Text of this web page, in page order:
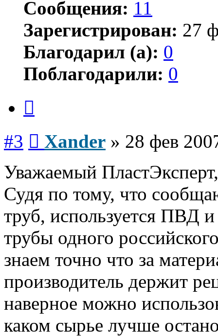
Сообщения: 11
Зарегистрирован: 27
Благодарил (а): 0
Поблагодарили: 0
#3 Xander » 28 фев
Уважаемый ПластЭксперт,
Судя по тому, что
труб, используется ПВД
трубы одного
знаем точно что за
производитель держит
наверное можно
каком сырье лучше